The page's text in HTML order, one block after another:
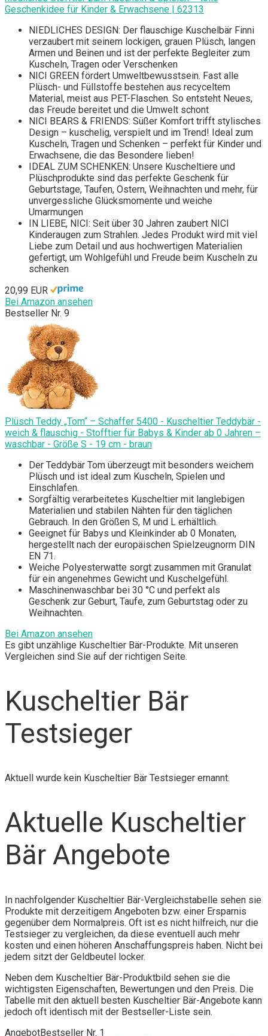
Geschenkidee für Kinder & Erwachsene | 62313
NIEDLICHES DESIGN: Der flauschige Kuschelbär Finni
verzaubert mit seinem lockigen, grauen Plüsch, langen
Armen und Beinen und ist der perfekte Begleiter zum
Kuscheln, Tragen oder Verschenken
NICI GREEN fördert Umweltbewusstsein. Fast alle
Plüsch- und Füllstoffe bestehen aus recyceltem
Material, meist aus PET-Flaschen. So entsteht Neues,
das Freude bereitet und die Umwelt schont
NICI BEARS & FRIENDS: Süßer Komfort trifft stylisches
Design – kuschelig, verspielt und im Trend! Ideal zum
Kuscheln, Tragen und Schenken – perfekt für Kinder und
Erwachsene, die das Besondere lieben!
IDEAL ZUM SCHENKEN: Unsere Kuscheltiere und
Plüschprodukte sind das perfekte Geschenk für
Geburtstage, Taufen, Ostern, Weihnachten und mehr, für
unvergessliche Glücksmomente und weiche
Umarmungen
IN LIEBE, NICI: Seit über 30 Jahren zaubert NICI
Kinderaugen zum Strahlen. Jedes Produkt wird mit viel
Liebe zum Detail und aus hochwertigen Materialien
gefertigt, um Wohlgefühl und Freude beim Kuscheln zu
schenken
20,99 EUR
Bei Amazon ansehen
Bestseller Nr. 9
Plüsch Teddy „Tom“ – Schaffer 5400 - Kuscheltier Teddybär -
weich & flauschig - Stofftier für Babys & Kinder ab 0 Jahren –
waschbar - Größe S - 19 cm - braun
Der Teddybär Tom überzeugt mit besonders weichem
Plüsch und ist ideal zum Kuscheln, Spielen und
Einschlafen.
Sorgfältig verarbeitetes Kuscheltier mit langlebigen
Materialien und stabilen Nähten für den täglichen
Gebrauch. In den Größen S, M und L erhältlich.
Geeignet für Babys und Kleinkinder ab 0 Monaten,
hergestellt nach der europäischen Spielzeugnorm DIN
EN 71.
Weiche Polyesterwatte sorgt zusammen mit Granulat
für ein angenehmes Gewicht und Kuschelgefühl.
Maschinenwaschbar bei 30 °C und perfekt als
Geschenk zur Geburt, Taufe, zum Geburtstag oder zu
Weihnachten.
Bei Amazon ansehen
Es gibt unzählige Kuscheltier Bär-Produkte. Mit unseren
Vergleichen sind Sie auf der richtigen Seite.
Kuscheltier Bär
Testsieger
Aktuell wurde kein Kuscheltier Bär Testsieger ernannt.
Aktuelle Kuscheltier
Bär Angebote
In nachfolgender Kuscheltier Bär-Vergleichstabelle sehen sie
Produkte mit derzeitigem Angeboten bzw. einer Ersparnis
gegenüber dem Normalpreis. Oft ist es nicht hilfreich, nur die
Testsieger zu vergleichen, da diese eventuell auch mehr
kosten und einen höheren Anschaffungspreis haben. Nicht bei
jedem sitzt der Geldbeutel locker.
Neben dem Kuscheltier Bär-Produktbild sehen sie die
wichtigsten Eigenschaften, Bewertungen und den Preis. Die
Tabelle mit den aktuell besten Kuscheltier Bär-Angebote kann
jedoch oft identisch mit der Bestseller-Liste sein.
AngebotBestseller Nr. 1